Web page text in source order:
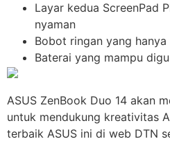
Layar kedua ScreenPad
nyaman
Bobot ringan yang hanya
Baterai yang mampu
ASUS ZenBook Duo 14 akan
untuk mendukung kreativitas
terbaik ASUS ini di web DTN